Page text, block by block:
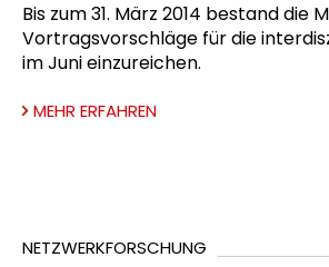
Bis zum 31. März 2014 bestand die
Vortragsvorschläge für die
im Juni einzureichen.
MEHR ERFAHREN
NETZWERKFORSCHUNG